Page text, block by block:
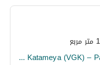
**للإيجار | شقة مميزة في Village Gardens Katameya (VGK) – Palm Hills | القاهرة الجديدة** استمتع بأسلوب حياة راقٍ داخل **Village Gardens Katameya (VGK